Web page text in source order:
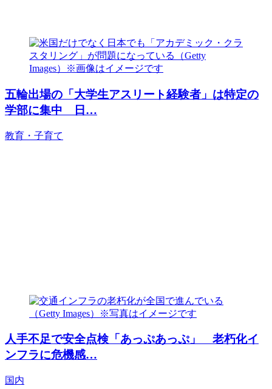
五輪出場の「大学生アスリート経験者」は特定の
学部に集中 日…
教育・子育て
人手不足で安全点検「あっぷあっぷ」 老朽化イ
ンフラに危機感…
国内